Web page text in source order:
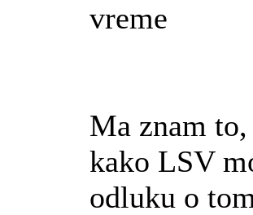
vreme
Ma znam
kako LSV
odluku o